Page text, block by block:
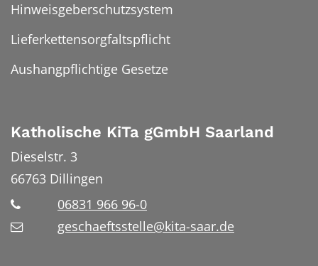
Hinweisgeberschutzsystem
Lieferkettensorgfaltspflicht
Aushangpflichtige Gesetze
Katholische KiTa gGmbH Saarland
Dieselstr. 3
66763 Dillingen
06831 966 96-0
geschaeftsstelle@kita-saar.de